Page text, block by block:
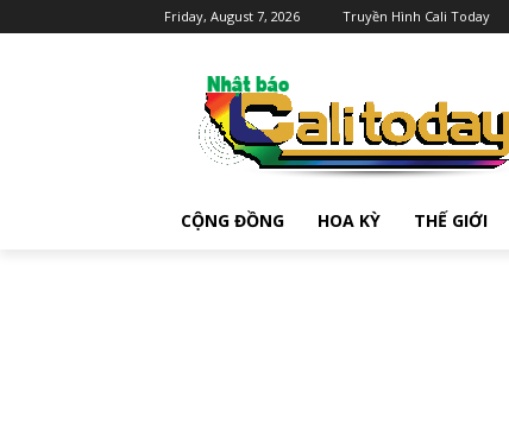
Friday, August 7, 2026 Truyền Hình Cali Today
CỘNG ĐỒNG HOA KỲ THẾ GIỚI